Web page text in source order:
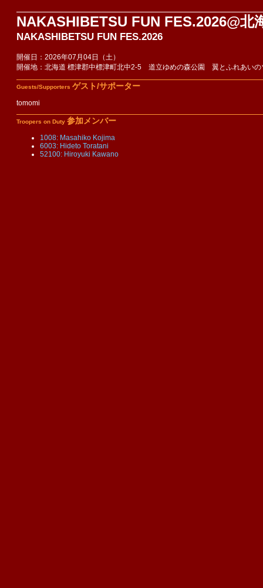
NAKASHIBETSU FUN FES.2026@北
NAKASHIBETSU FUN FES.2026
開催日：2026年07月04日（土）
開催地：北海道 標津郡中標津町北中2-5 道立ゆめの森公園 翼とふれあいの
Guests/Supporters ゲスト/サポーター
tomomi
Troopers on Duty 参加メンバー
1008: Masahiko Kojima
6003: Hideto Toratani
52100: Hiroyuki Kawano